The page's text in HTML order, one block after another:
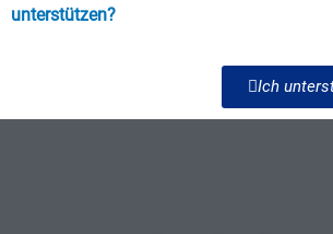
unterstützen?
Ich